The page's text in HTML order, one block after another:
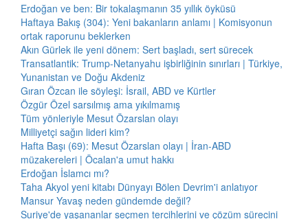
Erdoğan ve ben: Bir tokalaşmanın 35 yıllık öyküsü
Haftaya Bakış (304): Yeni bakanların anlamı | Komisyonun
ortak raporunu beklerken
Akın Gürlek ile yeni dönem: Sert başladı, sert sürecek
Transatlantik: Trump-Netanyahu işbirliğinin sınırları | Türkiye,
Yunanistan ve Doğu Akdeniz
Gıran Özcan ile söyleşi: İsrail, ABD ve Kürtler
Özgür Özel sarsılmış ama yıkılmamış
Tüm yönleriyle Mesut Özarslan olayı
Milliyetçi sağın lideri kim?
Hafta Başı (69): Mesut Özarslan olayı | İran-ABD
müzakereleri | Öcalan'a umut hakkı
Erdoğan İslamcı mı?
Taha Akyol yeni kitabı Dünyayı Bölen Devrim'i anlatıyor
Mansur Yavaş neden gündemde değil?
Suriye'de yaşananlar seçmen tercihlerini ve çözüm sürecini